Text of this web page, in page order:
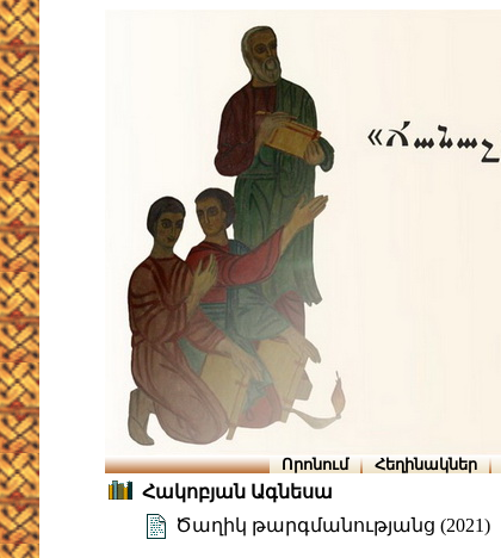
Որոնում Հեղինակներ
Հակոբյան Ագնեսա
Ծաղիկ թարգմանությանց (2021)